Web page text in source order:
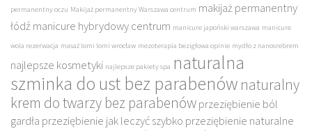
permanentny oczu Makijaż permanentny Warszawa centrum makijaż permanentny
łódź manicure hybrydowy centrum manicure japoński warszawa manicure
wola rezerwacja masaż lomi lomi wrocław mezoterapia bezigłowa opinie mydło z nanosrebrem
najlepsze kosmetyki najlepsze pakiety spa naturalna
szminka do ust bez parabenów naturalny
krem do twarzy bez parabenówprzeziębienie ból
gardła przeziębienie jak leczyć szybko przeziębienie naturalne